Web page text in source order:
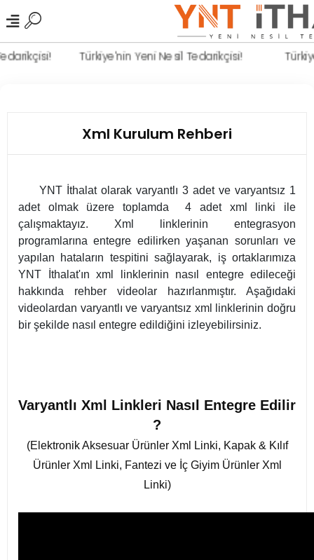
Türkiye'nin Yeni Nesil Tedarikçisi!
Xml Kurulum Rehberi
YNT İthalat olarak varyantlı 3 adet ve varyantsız 1
adet olmak üzere toplamda 4 adet xml linki ile
çalışmaktayız. Xml linklerinin entegrasyon
programlarına entegre edilirken yaşanan sorunları ve
yapılan hataların tespitini sağlayarak, iş ortaklarımıza
YNT İthalat'ın xml linklerinin nasıl entegre edileceği
hakkında rehber videolar hazırlanmıştır. Aşağıdaki
videolardan varyantlı ve varyantsız xml linklerinin doğru
bir şekilde nasıl entegre edildiğini izleyebilirsiniz.
Varyantlı Xml Linkleri Nasıl Entegre Edilir
?
(Elektronik Aksesuar Ürünler Xml Linki, Kapak & Kılıf
Ürünler Xml Linki, Fantezi ve İç Giyim Ürünler Xml
Linki)